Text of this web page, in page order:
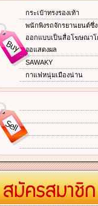
กระเป๋าทรงรองเท้า
พนักพิงรถจักรยานยนต์ซึ่
ออกแบบเป็นสื่อโฆษณาโ
จอแสดงผล
SAWAKY
กาแฟหนุ่มเมืองน่าน